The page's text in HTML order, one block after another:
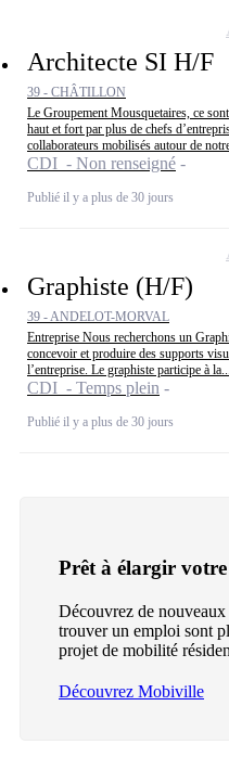
Architecte SI H/F
39 - CHÂTILLON
Le Groupement Mousquetaires, ce
haut et fort par plus de chefs
collaborateurs mobilisés autour de
CDI - Non renseigné
Publié il y a plus de 30 jours
Graphiste (H/F)
39 - ANDELOT-MORVAL
Entreprise Nous recherchons un
concevoir et produire des supports
l’entreprise. Le graphiste participe à la...
CDI - Temps plein
Publié il y a plus de 30 jours
Prêt à élargir votre
Découvrez de
trouver un emploi sont
projet de mobilité
Découvrez Mobiville